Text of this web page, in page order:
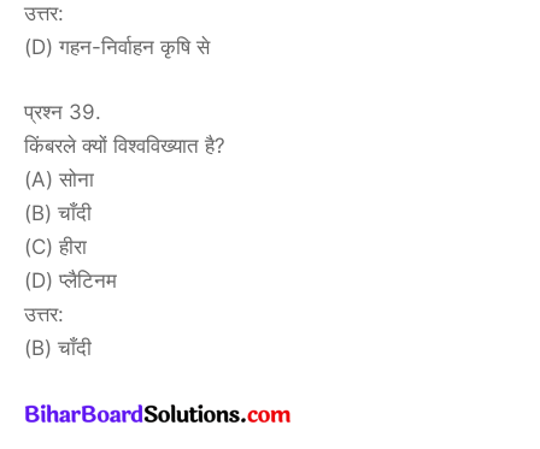
उत्तर:
(D) गहन-निर्वाहन कृषि से
प्रश्न 39.
किंबरले क्यों विश्वविख्यात है?
(A) सोना
(B) चाँदी
(C) हीरा
(D) प्लैटिनम
उत्तर:
(B) चाँदी